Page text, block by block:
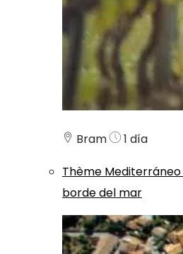
Bram
1 día
Thème Mediterráneo
borde del mar